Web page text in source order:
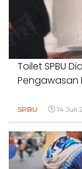
Toilet SPBU
Pengawasan
SPBU 14 Juli